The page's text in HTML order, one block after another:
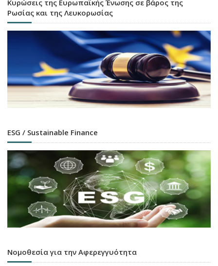
Κυρώσεις της Ευρωπαϊκής Ένωσης σε βάρος της
Ρωσίας και της Λευκορωσίας
ESG / Sustainable Finance
Νομοθεσία για την Αφερεγγυότητα